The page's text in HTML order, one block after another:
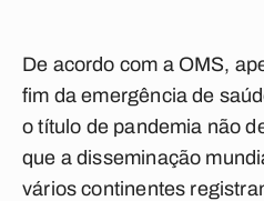
De acordo com a OMS,
fim da emergência de
o título de pandemia não
que a disseminação
vários continentes